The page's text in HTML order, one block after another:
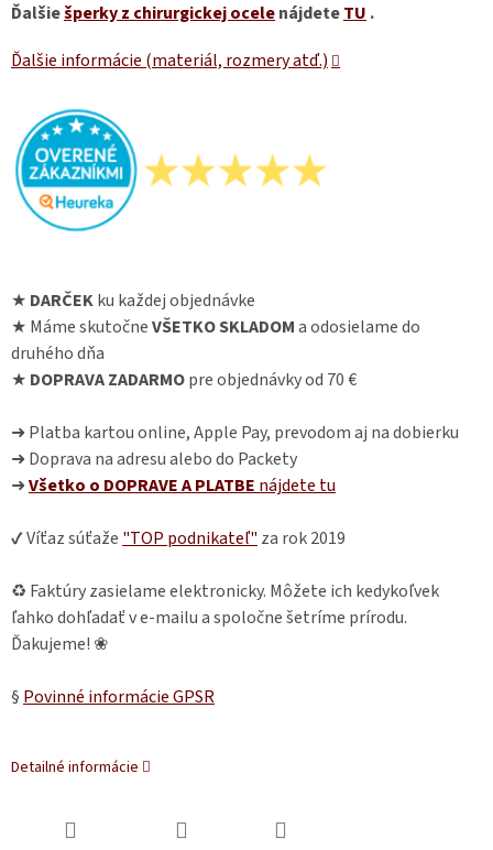
Ďalšiešperky z chirurgickej ocelenájdeteTU .
Ďalšie informácie (materiál, rozmery atď.)
★ DARČEKku každej objednávke
★ Máme skutočneVŠETKO SKLADOMa odosielame do
druhého dňa
★ DOPRAVA ZADARMOpre objednávky od 70 €
➜ Platba kartou online, Apple Pay, prevodom aj na dobierku
➜ Doprava na adresu alebo do Packety
➜Všetko o DOPRAVE A PLATBE nájdete tu
✔ Víťaz súťaže "TOP podnikateľ" za rok 2019
♻ Faktúry zasielame elektronicky. Môžete ich kedykoľvek
ľahko dohľadať v e-mailu a spoločne šetríme prírodu.
Ďakujeme! ❀
§ Povinné informácie GPSR
Detailné informácie